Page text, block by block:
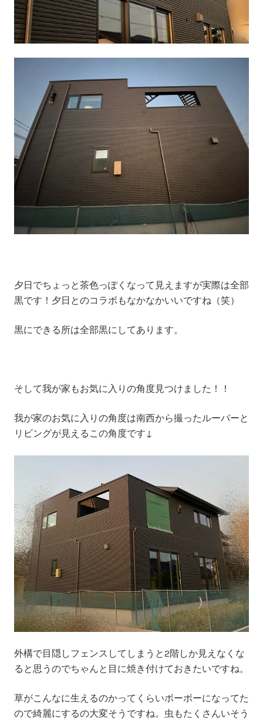
夕日でちょっと茶色っぽくなって見えますが実際は全部
黒です！夕日とのコラボもなかなかいいですね（笑）
黒にできる所は全部黒にしてあります。
そして我が家もお気に入りの角度見つけました！！
我が家のお気に入りの角度は南西から撮ったルーバーと
リビングが見えるこの角度です↓
外構で目隠しフェンスしてしまうと2階しか見えなくな
ると思うのでちゃんと目に焼き付けておきたいですね。
草がこんなに生えるのかってくらいボーボーになってた
ので綺麗にするの大変そうですね。虫もたくさんいそう